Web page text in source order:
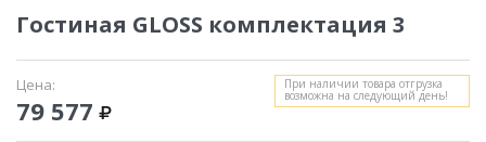
Гостиная GLOSS комплектация 3
Цена:
79 577
При наличии товара отгрузка
возможна на следующий день!